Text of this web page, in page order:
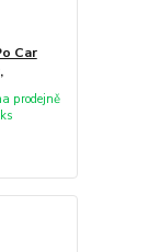
Car
prodejně